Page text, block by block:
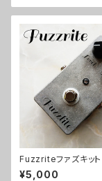
Fuzzriteファズキット
IT】
¥5,000